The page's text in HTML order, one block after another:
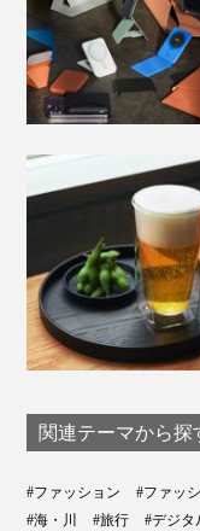
関連テーマから探
#ファッション #ファッ
#海・川
#旅行 #デジタ